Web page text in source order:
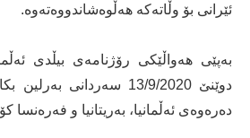
ئێرانی بۆ وڵاتەكە هەڵوەشاندووەتەوه.
بەپێی هەواڵێکی رۆژنامەی بیڵدی
دوێنێ 13/9/2020 سەردانی
دەرەوەی ئەڵمانیا، بەریتانیا و فەرەنسا